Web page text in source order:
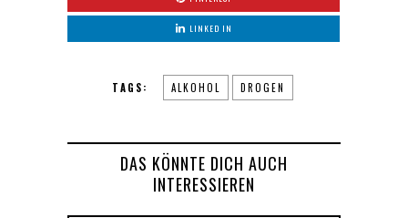
LINKED IN
TAGS: ALKOHOL DROGEN
DAS KÖNNTE DICH AUCH
INTERESSIEREN